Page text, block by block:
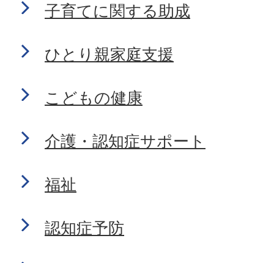
子育てに関する助成
ひとり親家庭支援
こどもの健康
介護・認知症サポート
福祉
認知症予防